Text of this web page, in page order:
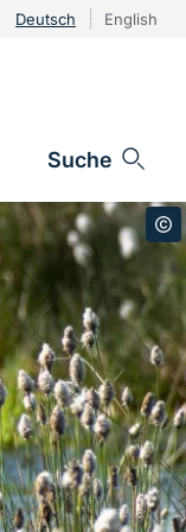
Deutsch English
Suche